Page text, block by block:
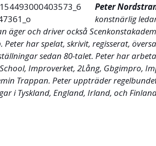
Peter
konstnärlig
äger och driver också
har spelat, skrivit, regisserat,
sedan 80-talet. Peter har
Improverket, 2Lång, Gbgimpro,
Trappan. Peter uppträder
i Tyskland, England, Irland, och